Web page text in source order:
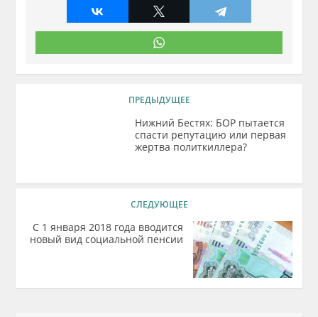
ПРЕДЫДУЩЕЕ
Нижний Бестях: БОР пытается
спасти репутацию или первая
жертва политкиллера?
СЛЕДУЮЩЕЕ
С 1 января 2018 года вводится
новый вид социальной пенсии